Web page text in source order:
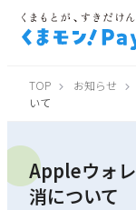
TOP お知らせ
いて
Appleウォ
消について